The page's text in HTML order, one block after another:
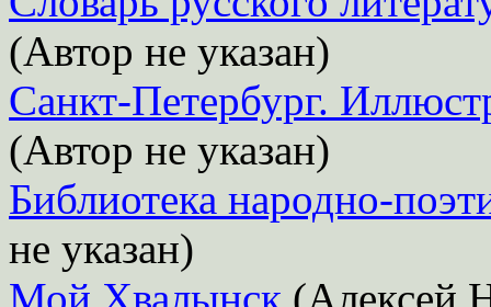
(Автор не указан)
Санкт-Петербург.
(Автор не указан)
Библиотека народно-
не указан)